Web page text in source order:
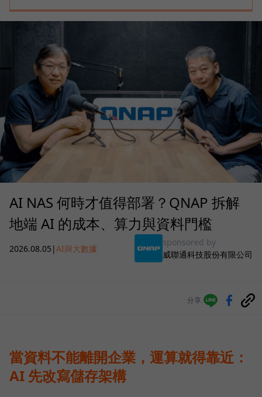
AI NAS 何時才值得部署？QNAP 拆解
地端 AI 的成本、算力與資料門檻
2026.08.05 |AI與大數據
sponsored by
威聯通科技股份有限公司
分享
當資料不能離開企業，運算就得靠近：
AI 先改寫儲存架構